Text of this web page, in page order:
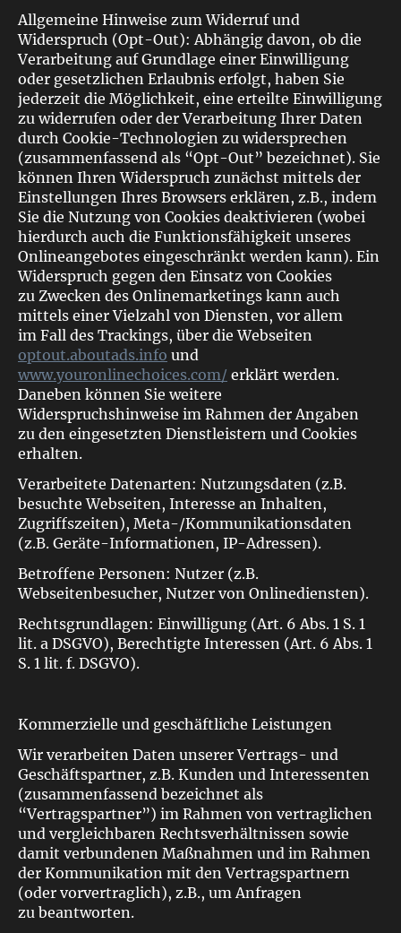
Allgemeine Hinweise zum Widerruf und
Widerspruch (Opt-Out): Abhängig davon, ob die
Verarbeitung auf Grundlage einer Einwilligung
oder gesetzlichen Erlaubnis erfolgt, haben Sie
jederzeit die Möglichkeit, eine erteilte Einwilligung
zu widerrufen oder der Verarbeitung Ihrer Daten
durch Cookie-Technologien zu widersprechen
(zusammenfassend als “Opt-Out” bezeichnet). Sie
können Ihren Widerspruch zunächst mittels der
Einstellungen Ihres Browsers erklären, z.B., indem
Sie die Nutzung von Cookies deaktivieren (wobei
hierdurch auch die Funktionsfähigkeit unseres
Onlineangebotes eingeschränkt werden kann). Ein
Widerspruch gegen den Einsatz von Cookies
zu Zwecken des Onlinemarketings kann auch
mittels einer Vielzahl von Diensten, vor allem
im Fall des Trackings, über die Webseiten
optout.aboutads.info und
www.youronlinechoices.com/ erklärt werden.
Daneben können Sie weitere
Widerspruchshinweise im Rahmen der Angaben
zu den eingesetzten Dienstleistern und Cookies
erhalten.
Verarbeitete Datenarten: Nutzungsdaten (z.B.
besuchte Webseiten, Interesse an Inhalten,
Zugriffszeiten), Meta-/Kommunikationsdaten
(z.B. Geräte-Informationen, IP-Adressen).
Betroffene Personen: Nutzer (z.B.
Webseitenbesucher, Nutzer von Onlinediensten).
Rechtsgrundlagen: Einwilligung (Art. 6 Abs. 1 S. 1
lit. a DSGVO), Berechtigte Interessen (Art. 6 Abs. 1
S. 1 lit. f. DSGVO).
Kommerzielle und geschäftliche Leistungen
Wir verarbeiten Daten unserer Vertrags- und
Geschäftspartner, z.B. Kunden und Interessenten
(zusammenfassend bezeichnet als
“Vertragspartner”) im Rahmen von vertraglichen
und vergleichbaren Rechtsverhältnissen sowie
damit verbundenen Maßnahmen und im Rahmen
der Kommunikation mit den Vertragspartnern
(oder vorvertraglich), z.B., um Anfragen
zu beantworten.